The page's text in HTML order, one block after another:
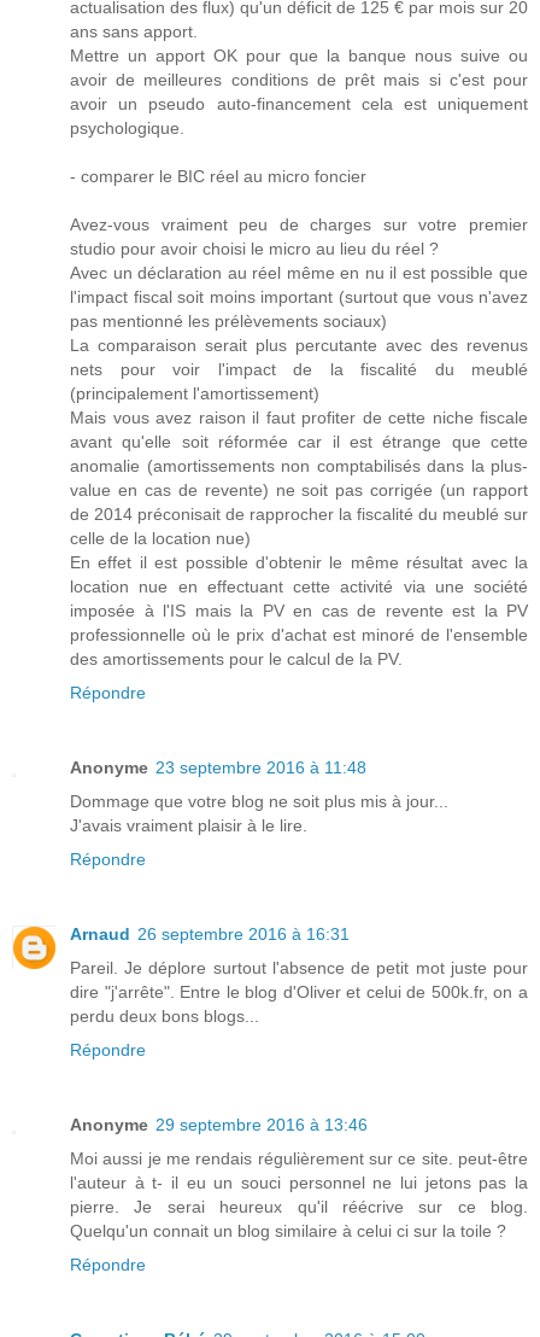
actualisation des flux) qu'un déficit de 125 € par mois sur 20
ans sans apport.
Mettre un apport OK pour que la banque nous suive ou
avoir de meilleures conditions de prêt mais si c'est pour
avoir un pseudo auto-financement cela est uniquement
psychologique.
- comparer le BIC réel au micro foncier
Avez-vous vraiment peu de charges sur votre premier
studio pour avoir choisi le micro au lieu du réel ?
Avec un déclaration au réel même en nu il est possible que
l'impact fiscal soit moins important (surtout que vous n'avez
pas mentionné les prélèvements sociaux)
La comparaison serait plus percutante avec des revenus
nets pour voir l'impact de la fiscalité du meublé
(principalement l'amortissement)
Mais vous avez raison il faut profiter de cette niche fiscale
avant qu'elle soit réformée car il est étrange que cette
anomalie (amortissements non comptabilisés dans la plus-
value en cas de revente) ne soit pas corrigée (un rapport
de 2014 préconisait de rapprocher la fiscalité du meublé sur
celle de la location nue)
En effet il est possible d'obtenir le même résultat avec la
location nue en effectuant cette activité via une société
imposée à l'IS mais la PV en cas de revente est la PV
professionnelle où le prix d'achat est minoré de l'ensemble
des amortissements pour le calcul de la PV.
Répondre
Anonyme 23 septembre 2016 à 11:48
Dommage que votre blog ne soit plus mis à jour...
J'avais vraiment plaisir à le lire.
Répondre
Arnaud 26 septembre 2016 à 16:31
Pareil. Je déplore surtout l'absence de petit mot juste pour
dire "j'arrête". Entre le blog d'Oliver et celui de 500k.fr, on a
perdu deux bons blogs...
Répondre
Anonyme 29 septembre 2016 à 13:46
Moi aussi je me rendais régulièrement sur ce site. peut-être
l'auteur à t- il eu un souci personnel ne lui jetons pas la
pierre. Je serai heureux qu'il réécrive sur ce blog.
Quelqu'un connait un blog similaire à celui ci sur la toile ?
Répondre